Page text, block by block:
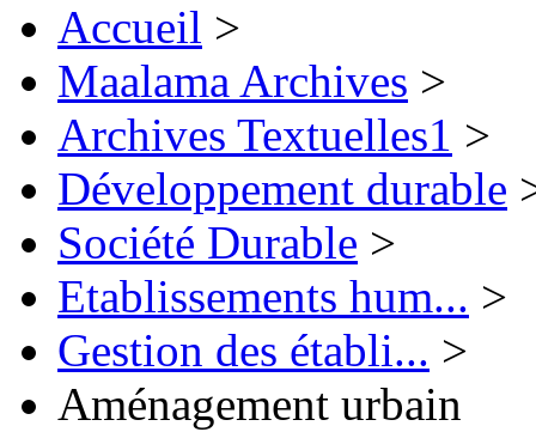
Accueil >
Maalama Archives >
Archives Textuelles1 >
Développement durable
Société Durable >
Etablissements hum... >
Gestion des établi... >
Aménagement urbain